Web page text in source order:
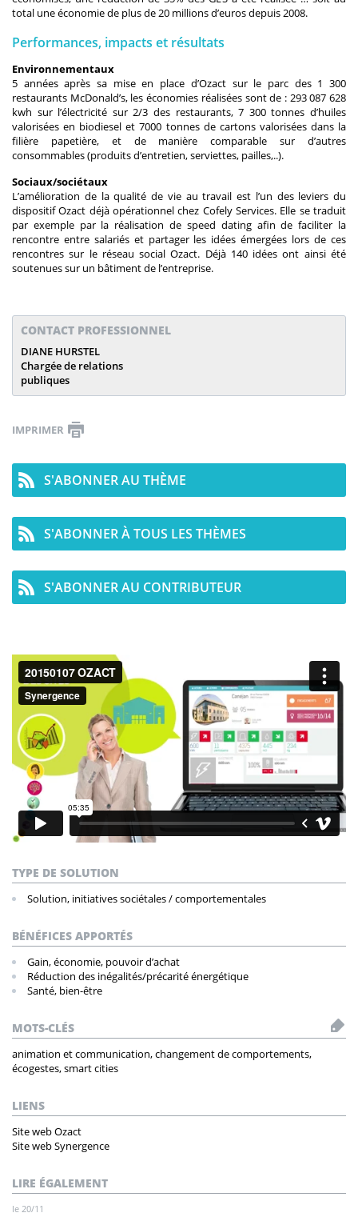
total une économie de plus de 20 millions d’euros depuis 2008.
Performances, impacts et résultats
Environnementaux
5 années après sa mise en place d’Ozact sur le parc des 1 300
restaurants McDonald’s, les économies réalisées sont de : 293 087 628
kwh sur l’électricité sur 2/3 des restaurants, 7 300 tonnes d’huiles
valorisées en biodiesel et 7000 tonnes de cartons valorisées dans la
filière papetière, et de manière comparable sur d’autres
consommables (produits d’entretien, serviettes, pailles,..).
Sociaux/sociétaux
L’amélioration de la qualité de vie au travail est l’un des leviers du
dispositif Ozact déjà opérationnel chez Cofely Services. Elle se traduit
par exemple par la réalisation de speed dating afin de faciliter la
rencontre entre salariés et partager les idées émergées lors de ces
rencontres sur le réseau social Ozact. Déjà 140 idées ont ainsi été
soutenues sur un bâtiment de l’entreprise.
CONTACT PROFESSIONNEL
DIANE HURSTEL
Chargée de relations
publiques
IMPRIMER
S'ABONNER AU THÈME
S'ABONNER À TOUS LES THÈMES
S'ABONNER AU CONTRIBUTEUR
TYPE DE SOLUTION
Solution, initiatives sociétales / comportementales
BÉNÉFICES APPORTÉS
Gain, économie, pouvoir d’achat
Réduction des inégalités/précarité énergétique
Santé, bien-être
MOTS-CLÉS
animation et communication, changement de comportements,
écogestes, smart cities
LIENS
Site web Ozact
Site web Synergence
LIRE ÉGALEMENT
le 20/11